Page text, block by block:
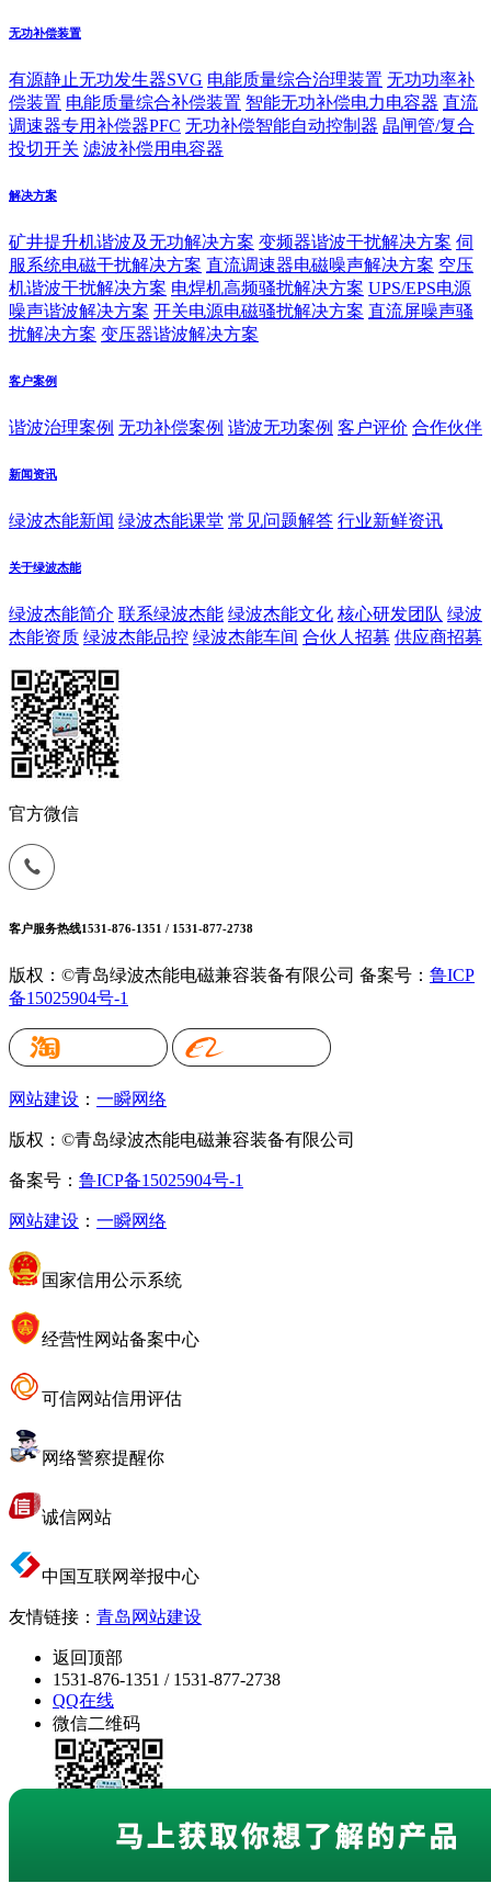
无功补偿装置
有源静止无功发生器SVG 电能质量综合治理装置 无功功率补
偿装置 电能质量综合补偿装置 智能无功补偿电力电容器 直流
调速器专用补偿器PFC 无功补偿智能自动控制器 晶闸管/复合
投切开关 滤波补偿用电容器
解决方案
矿井提升机谐波及无功解决方案 变频器谐波干扰解决方案 伺
服系统电磁干扰解决方案 直流调速器电磁噪声解决方案 空压
机谐波干扰解决方案 电焊机高频骚扰解决方案 UPS/EPS电源
噪声谐波解决方案 开关电源电磁骚扰解决方案 直流屏噪声骚
扰解决方案 变压器谐波解决方案
客户案例
谐波治理案例 无功补偿案例 谐波无功案例 客户评价 合作伙伴
新闻资讯
绿波杰能新闻 绿波杰能课堂 常见问题解答 行业新鲜资讯
关于绿波杰能
绿波杰能简介 联系绿波杰能 绿波杰能文化 核心研发团队 绿波
杰能资质 绿波杰能品控 绿波杰能车间 合伙人招募 供应商招募
官方微信
客户服务热线1531-876-1351 / 1531-877-2738
版权：©青岛绿波杰能电磁兼容装备有限公司 备案号： 鲁ICP
备15025904号-1
网站建设 ： 一瞬网络
版权：©青岛绿波杰能电磁兼容装备有限公司
备案号： 鲁ICP备15025904号-1
网站建设 ： 一瞬网络
国家信用公示系统
经营性网站备案中心
可信网站信用评估
网络警察提醒你
诚信网站
中国互联网举报中心
友情链接： 青岛网站建设
返回顶部
1531-876-1351 / 1531-877-2738
QQ在线
微信二维码